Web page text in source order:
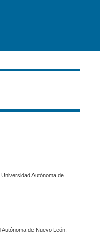
Autónoma de
de Nuevo León.